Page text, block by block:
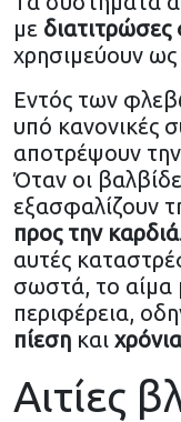
με διατιτρώσες
χρησιμεύουν ως
Εντός των
υπό κανονικές
αποτρέψουν
Όταν οι
εξασφαλίζουν
προς την καρδιά
αυτές
σωστά, το αίμα
περιφέρεια,
πίεση και
Αιτίες